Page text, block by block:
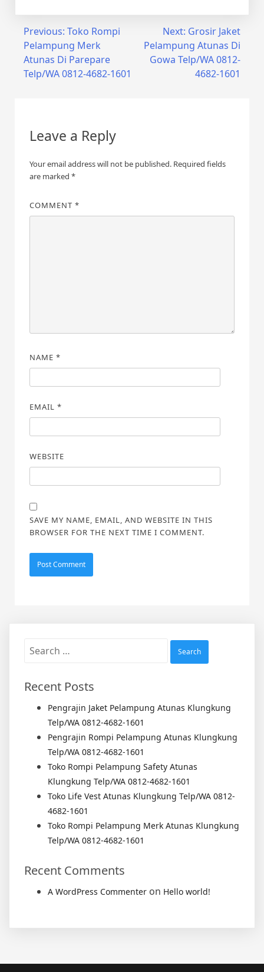
Post
navigation
Previous: Toko Rompi
Pelampung Merk
Atunas Di Parepare
Telp/WA 0812-4682-1601
Next: Grosir Jaket
Pelampung Atunas Di
Gowa Telp/WA 0812-
4682-1601
Leave a Reply
Your email address will not be published. Required fields
are marked *
COMMENT *
NAME *
EMAIL *
WEBSITE
SAVE MY NAME, EMAIL, AND WEBSITE IN THIS
BROWSER FOR THE NEXT TIME I COMMENT.
Search
Recent Posts
Pengrajin Jaket Pelampung Atunas Klungkung
Telp/WA 0812-4682-1601
Pengrajin Rompi Pelampung Atunas Klungkung
Telp/WA 0812-4682-1601
Toko Rompi Pelampung Safety Atunas
Klungkung Telp/WA 0812-4682-1601
Toko Life Vest Atunas Klungkung Telp/WA 0812-
4682-1601
Toko Rompi Pelampung Merk Atunas Klungkung
Telp/WA 0812-4682-1601
Recent Comments
A WordPress Commenter on Hello world!